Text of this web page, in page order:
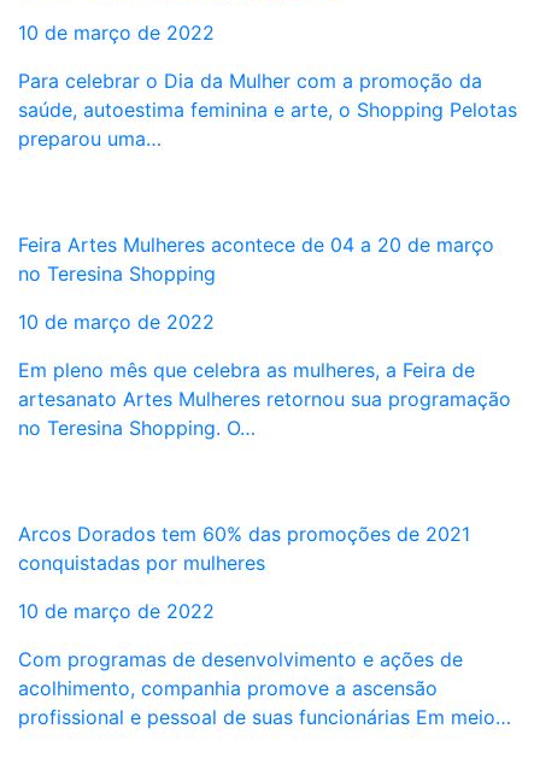
10 de março de 2022
Para celebrar o Dia da Mulher com a promoção da
saúde, autoestima feminina e arte, o Shopping Pelotas
preparou uma…
Feira Artes Mulheres acontece de 04 a 20 de março
no Teresina Shopping
10 de março de 2022
Em pleno mês que celebra as mulheres, a Feira de
artesanato Artes Mulheres retornou sua programação
no Teresina Shopping. O…
Arcos Dorados tem 60% das promoções de 2021
conquistadas por mulheres
10 de março de 2022
Com programas de desenvolvimento e ações de
acolhimento, companhia promove a ascensão
profissional e pessoal de suas funcionárias Em meio…